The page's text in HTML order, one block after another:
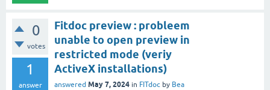
0
votes
1
answer
Fitdoc preview : probleem
unable to open preview in
restricted mode (veriy
ActiveX installations)
answered May 7, 2024 in FITdoc by Bea